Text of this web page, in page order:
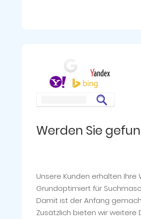
Werden Sie
Unsere Kunden erhalten Ihre
Grundoptimiert für
Damit ist der Anfang
Zusätzlich bieten wir weitere